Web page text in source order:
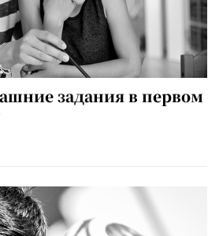
задания в первом